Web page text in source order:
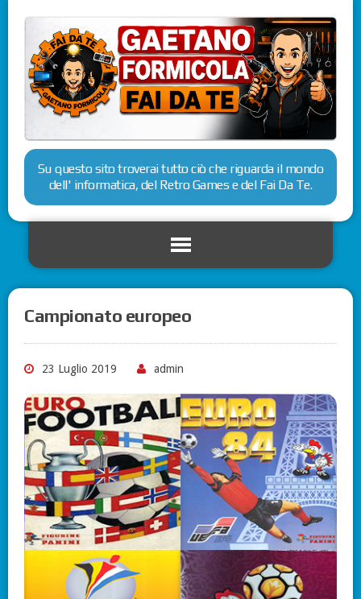
Su questo sito troverai tutto ciò che riguarda il mondo
dell' informatica, del Retro Games e del Fai Da Te.
Campionato europeo
23 Luglio 2019 admin